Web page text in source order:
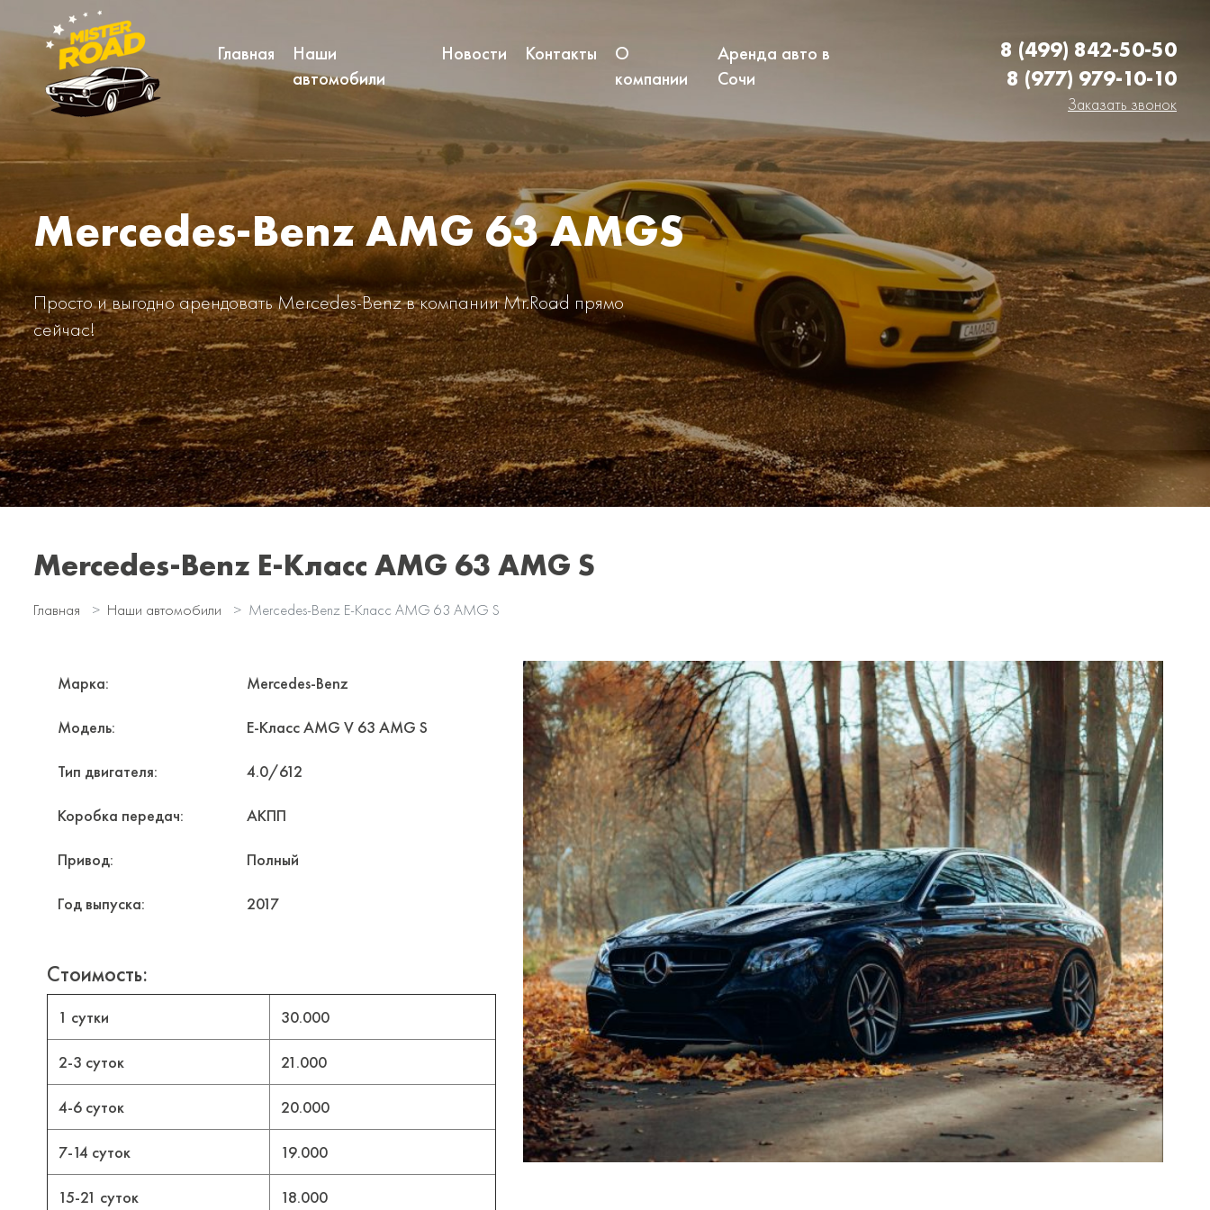
Главная
Наши
автомобили
Новости Контакты
О
компании
Аренда авто в
Сочи
8 (499) 842-50-50
8 (977) 979-10-10
Заказать звонок
Mercedes-Benz AMG 63 AMGS
Просто и выгодно арендовать Mercedes-Benz в компании Mr.Road прямо
сейчас!
Mercedes-Benz E-Класс AMG 63 AMG S
Главная Наши автомобили Mercedes-Benz E-Класс AMG 63 AMG S
Марка: Mercedes-Benz
Модель: E-Класс AMG V 63 AMG S
Тип двигателя: 4.0/612
Коробка передач: АКПП
Привод: Полный
Год выпуска: 2017
Стоимость:
1 сутки 30.000
2-3 суток 21.000
4-6 суток 20.000
7-14 суток 19.000
15-21 суток 18.000